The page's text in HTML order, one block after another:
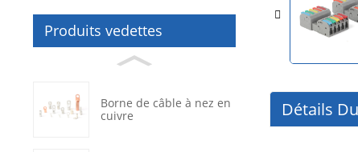
Produits vedettes
Borne de câble à nez en
cuivre
Détails